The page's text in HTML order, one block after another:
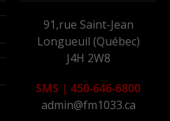
91,rue Saint-Jean
Longueuil (Québec)
J4H 2W8
SMS | 450-646-6800
admin@fm1033.ca